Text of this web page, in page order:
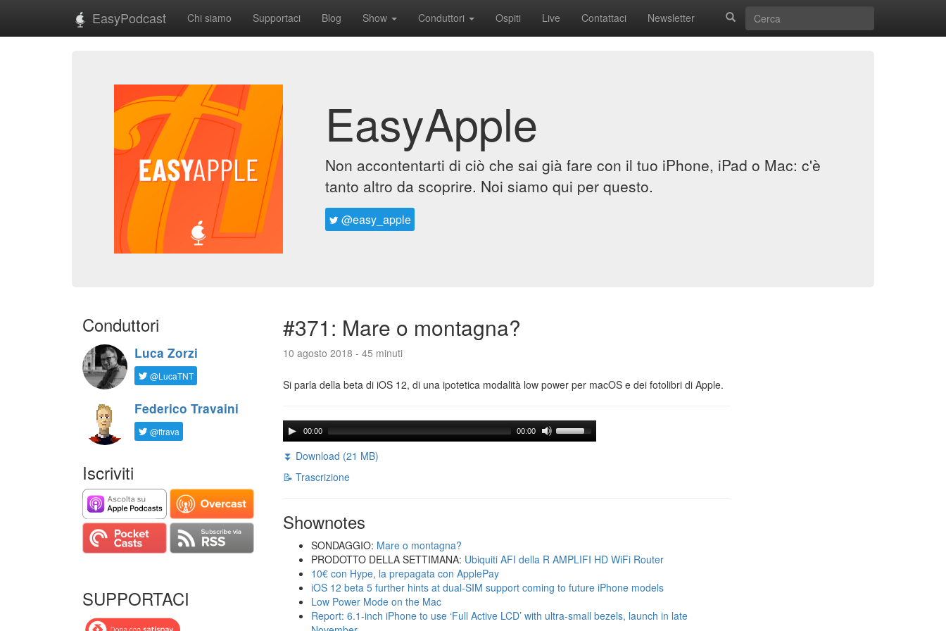
EasyPodcast Chi siamo Supportaci Blog Show Conduttori Ospiti Live Contattaci Newsletter
EasyApple
Non accontentarti di ciò che sai già fare con il tuo iPhone, iPad o Mac: c'è
tanto altro da scoprire. Noi siamo qui per questo.
@easy_apple
Conduttori
Luca Zorzi
@LucaTNT
Federico Travaini
@ftrava
Iscriviti
SUPPORTACI
#371: Mare o montagna?
10 agosto 2018 - 45 minuti
Si parla della beta di iOS 12, di una ipotetica modalità low power per macOS e dei fotolibri di Apple.
00:00 00:00
⏬ Download (21 MB)
📝 Trascrizione
Shownotes
SONDAGGIO: Mare o montagna?
PRODOTTO DELLA SETTIMANA: Ubiquiti AFI della R AMPLIFI HD WiFi Router
10€ con Hype, la prepagata con ApplePay
iOS 12 beta 5 further hints at dual-SIM support coming to future iPhone models
Low Power Mode on the Mac
Report: 6.1-inch iPhone to use ‘Full Active LCD’ with ultra-small bezels, launch in late